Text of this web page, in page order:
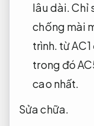
lâu dài.Chỉ
chống mài
trình. từ
trong đó
cao nhất.
Sửa chữa.